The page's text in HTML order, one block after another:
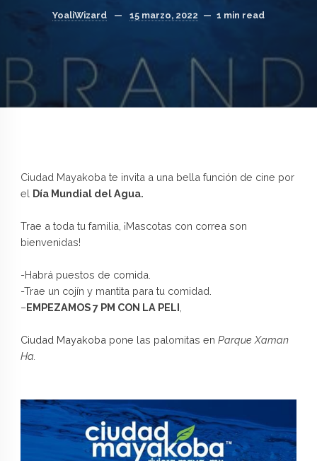
YoaliWizard — 15 marzo, 2022 — 1 min read
Ciudad Mayakoba te invita a una bella función de cine por
el Día Mundial del Agua.
Trae a toda tu familia, ¡Mascotas con correa son
bienvenidas!
-Habrá puestos de comida.
-Trae un cojín y mantita para tu comidad.
–EMPEZAMOS 7 PM CON LA PELI
Ciudad Mayakoba pone las palomitas en Parque Xaman
Ha.